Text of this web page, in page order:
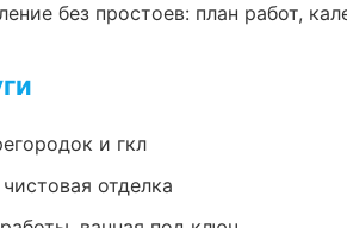
без простоев: план работ,
и гкл
отделка